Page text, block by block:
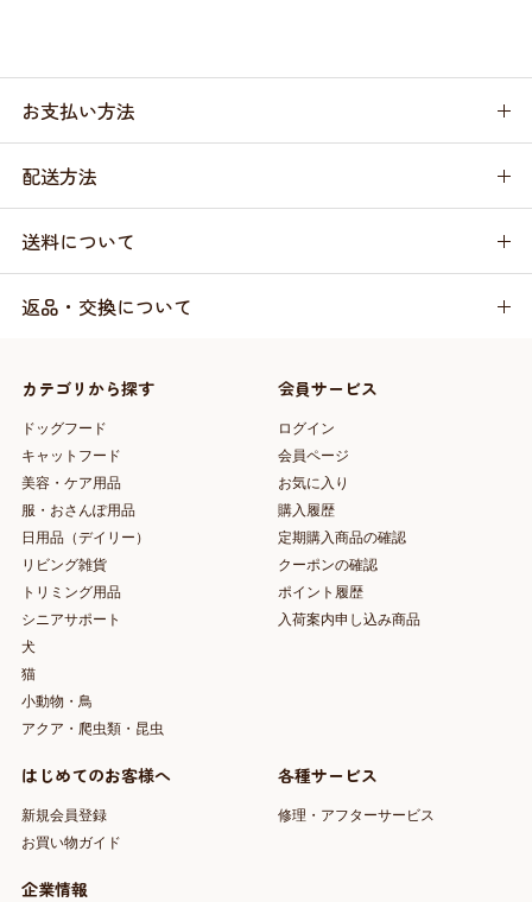
お支払い方法
配送方法
送料について
返品・交換について
カテゴリから探す
ドッグフード
キャットフード
美容・ケア用品
服・おさんぽ用品
日用品（デイリー）
リビング雑貨
トリミング用品
シニアサポート
犬
猫
小動物・鳥
アクア・爬虫類・昆虫
会員サービス
ログイン
会員ページ
お気に入り
購入履歴
定期購入商品の確認
クーポンの確認
ポイント履歴
入荷案内申し込み商品
はじめてのお客様へ
新規会員登録
お買い物ガイド
各種サービス
修理・アフターサービス
企業情報